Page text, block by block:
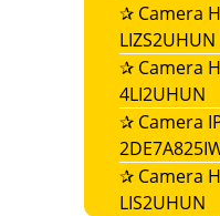
✰ Camera
LIZS2UHUN
✰ Camera
4LI2UHUN
✰ Camera
✰ Camera
LIS2UHUN